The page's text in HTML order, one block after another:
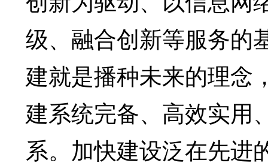
级、融合创新等服务的
建就是播种未来的理念
建系统完备、高效实用
系。加快建设泛在先进